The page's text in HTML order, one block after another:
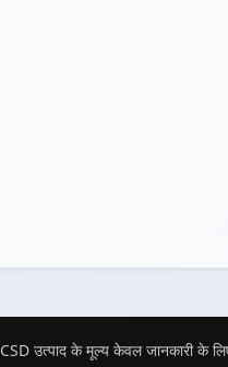
CSD उत्पाद के मूल्य केवल जानकारी के